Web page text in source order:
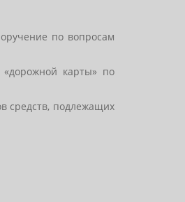
по вопросам
карты» по
средств, подлежащих